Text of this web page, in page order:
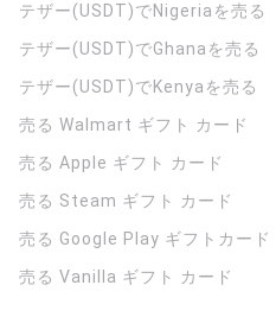
テザー(USDT)でNigeriaを売る
テザー(USDT)でGhanaを売る
テザー(USDT)でKenyaを売る
売る Walmart ギフト カード
売る Apple ギフト カード
売る Steam ギフト カード
売る Google Play ギフトカード
売る Vanilla ギフト カード